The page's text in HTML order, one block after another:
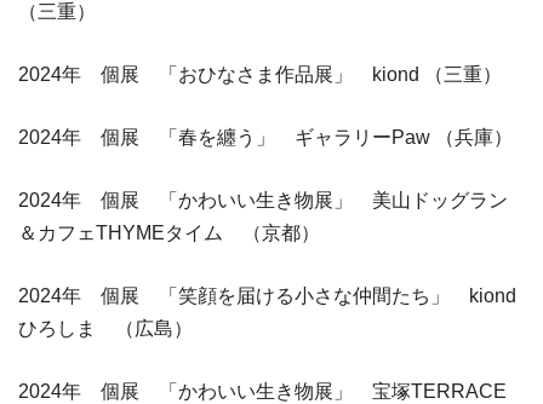
（三重）
2024年 個展 「おひなさま作品展」 kiond （三重）
2024年 個展 「春を纏う」 ギャラリーPaw （兵庫）
2024年 個展 「かわいい生き物展」 美山ドッグラン
＆カフェTHYMEタイム （京都）
2024年 個展 「笑顔を届ける小さな仲間たち」 kiond
ひろしま （広島）
2024年 個展 「かわいい生き物展」 宝塚TERRACE